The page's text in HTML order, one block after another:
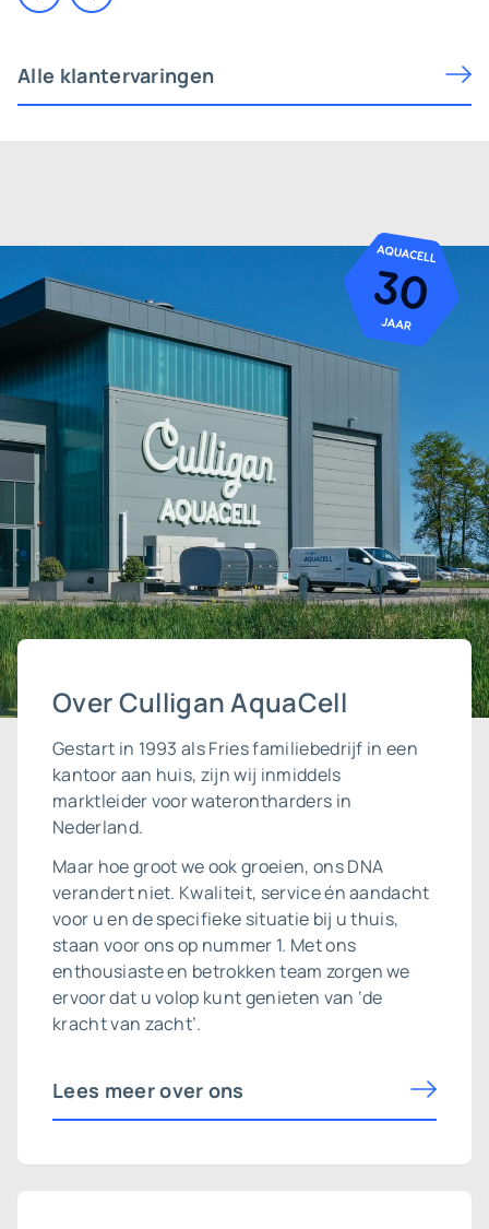
Alle klantervaringen
Over Culligan AquaCell
Gestart in 1993 als Fries familiebedrijf in een
kantoor aan huis, zijn wij inmiddels
marktleider voor waterontharders in
Nederland.
Maar hoe groot we ook groeien, ons DNA
verandert niet. Kwaliteit, service én aandacht
voor u en de specifieke situatie bij u thuis,
staan voor ons op nummer 1. Met ons
enthousiaste en betrokken team zorgen we
ervoor dat u volop kunt genieten van ‘de
kracht van zacht’.
Lees meer over ons